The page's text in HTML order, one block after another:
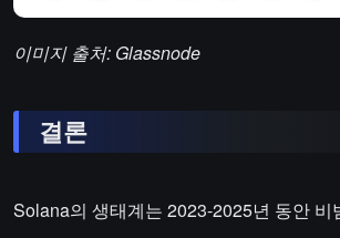
이미지 출처: Glassnode
결론
Solana의 생태계는 2023-2025년 동안 비